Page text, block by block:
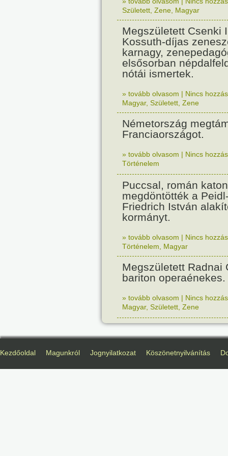
Született Zene Magyar
Megszületett Csenki
Kossuth-díjas
karnagy,
elsősorban
nótái ismertek.
» tovább olvasom | Nincs
Magyar, Született Zene
Németország
Franciaországot.
» tovább olvasom | Nincs
Történelem
Puccsal, román
megdöntötték a
Friedrich István
kormányt.
» tovább olvasom | Nincs
Történelem
Magyar
Megszületett Radnai
bariton operaénekes.
» tovább olvasom | Nincs
Magyar, Született Zene
Kezdőoldal Magunkról Jognyilatkozat Köszönetnyilvánítás